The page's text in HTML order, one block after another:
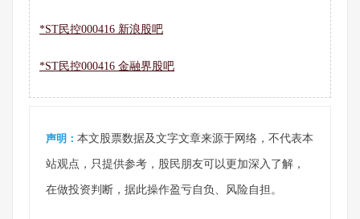
*ST民控000416 新浪股吧
*ST民控000416 金融界股吧
声明： 本文股票数据及文字文章来源于网络，不代表本
站观点，只提供参考，股民朋友可以更加深入了解，
在做投资判断，据此操作盈亏自负、风险自担。